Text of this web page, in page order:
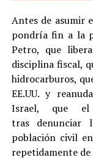
Antes de asumir
pondría fin a la
Petro, que
disciplina fiscal,
hidrocarburos,
EE.UU. y
Israel, que el
tras denunciar
población civil
repetidamente de